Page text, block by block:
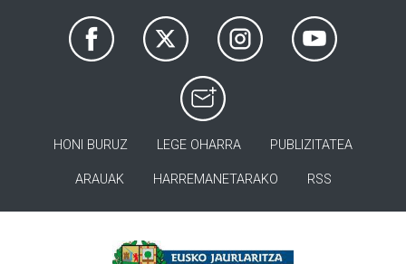
HONI BURUZ LEGE OHARRA PUBLIZITATEA
ARAUAK HARREMANETARAKO RSS